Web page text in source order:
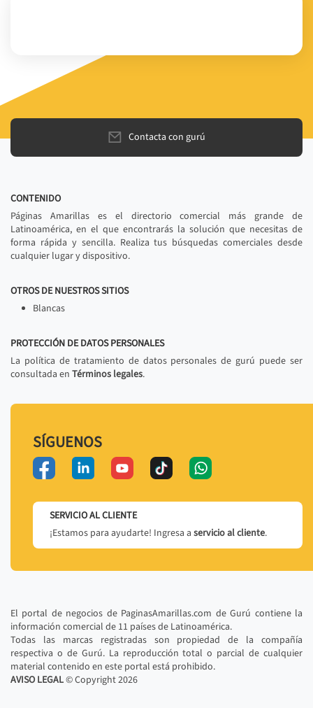
Contacta con gurú
CONTENIDO
Páginas Amarillas es el directorio comercial más grande de
Latinoamérica, en el que encontrarás la solución que necesitas de
forma rápida y sencilla. Realiza tus búsquedas comerciales desde
cualquier lugar y dispositivo.
OTROS DE NUESTROS SITIOS
Blancas
PROTECCIÓN DE DATOS PERSONALES
La política de tratamiento de datos personales de gurú puede ser
consultada en Términos legales.
SÍGUENOS
SERVICIO AL CLIENTE
¡Estamos para ayudarte! Ingresa a servicio al cliente.
El portal de negocios de PaginasAmarillas.com de Gurú contiene la
información comercial de 11 países de Latinoamérica.
Todas las marcas registradas son propiedad de la compañía
respectiva o de Gurú. La reproducción total o parcial de cualquier
material contenido en este portal está prohibido.
AVISO LEGAL© Copyright2026